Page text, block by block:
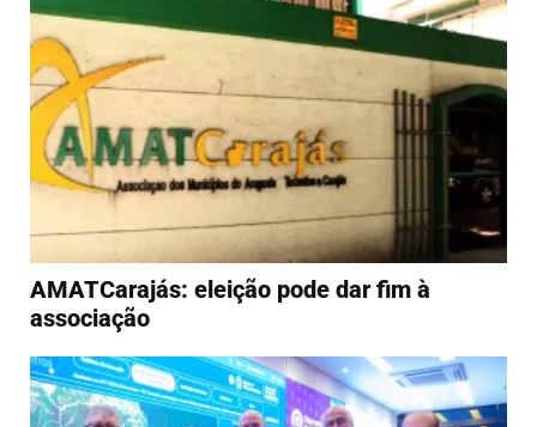
AMATCarajás: eleição pode dar fim à
associação